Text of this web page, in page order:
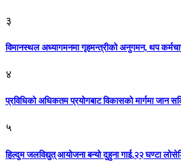
३
विमानस्थल अध्यागमनमा गृहमन्त्रीको अनुगमन, थप
४
प्रविधिको अधिकतम प्रयोगबाट विकासको मार्गमा जान
५
हिल्दुम जलविद्युत् आयोजना बन्यो दुहुना गाई,२२ घण्टा